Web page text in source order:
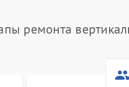
ремонта